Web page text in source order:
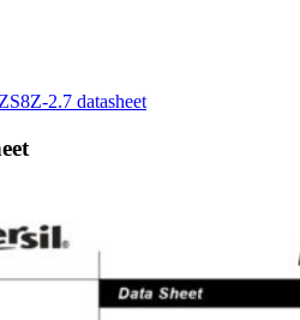
2.7 datasheet